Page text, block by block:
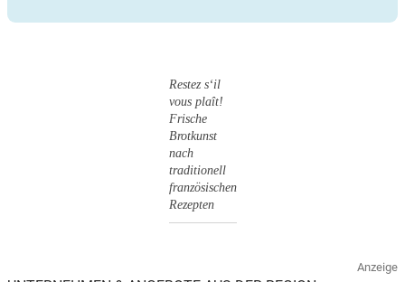
Restez s‘il
vous plaît!
Frische
Brotkunst
nach
traditionell
französischen
Rezepten